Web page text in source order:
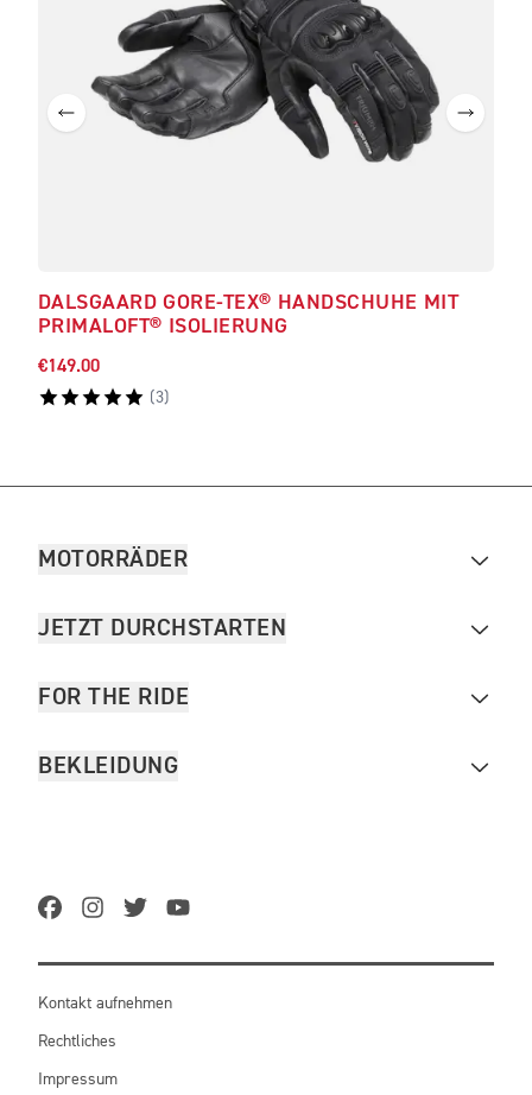
DALSGAARD GORE-TEX® HANDSCHUHE MIT
PRIMALOFT® ISOLIERUNG
€149.00
(3)
MOTORRÄDER
JETZT DURCHSTARTEN
FOR THE RIDE
BEKLEIDUNG
Kontakt aufnehmen
Rechtliches
Impressum